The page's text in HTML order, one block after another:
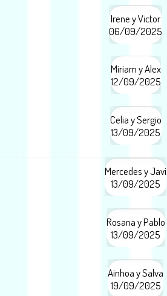
Irene y Victor
06/09/2025
Miriam y Alex
12/09/2025
Celia y Sergio
13/09/2025
Mercedes y Javi
13/09/2025
Rosana y Pablo
13/09/2025
Ainhoa y Salva
19/09/2025